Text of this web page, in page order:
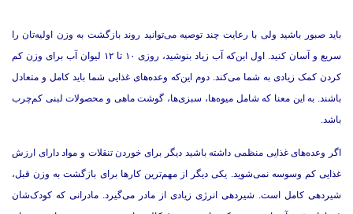
باید صبور باشید ولی با رعایت چند توصیه می‌توانید روند بازگشت به وزن اولیه‌تان را
سریع‌ و آسان کنید. اول این‌که آب زیاد بنوشید، روزی ۱۰ تا ۱۲ لیوان آب برای وزن کم
کردن کمک زیادی به شما می‌کند. دوم این‌که وعده‌های غذایی شما باید کامل و متعادل
باشند. به این معنا که شامل میوه‌ها، سبزی‌ها، گوشت ماهی و محصولات لبنی کم‌چرب
باشد.
اگر وعده‌های غذایی منظمی داشته باشید دیگر برای خوردن تنقلات و مواد دارای ارزش
غذایی کم وسوسه نمی‌شوید. یکی دیگر از مهم‌ترین کار‌ها برای بازگشت به وزن قبل،
شیر‌دهی کامل است. شیردهی انرژی زیادی از مادر می‌گیرد. مادرانی که کودک‌شان